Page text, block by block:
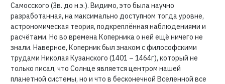
Самосского (3в. до н.э.). Видимо, это была научно
разработанная, на максимально доступном тогда уровне,
астрономическая теория, подкреплённая наблюдениями и
расчётами. Но во времена Коперника о ней ещё ничего не
знали. Наверное, Коперник был знаком с философскими
трудами Николая Кузанского (1401 – 1464г), который не
только писал, что Солнце является центром нашей
планетной системы, но и что в бесконечной Вселенной все